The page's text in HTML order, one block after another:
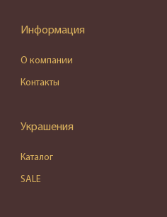
Информация
О компании
Контакты
Украшения
Каталог
SALE